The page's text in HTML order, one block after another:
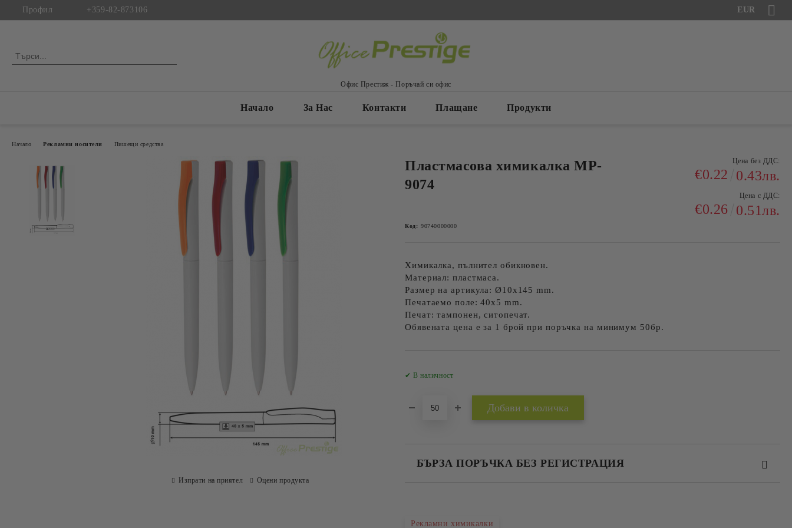
Профил +359-82-873106 EUR
Офис Престиж - Поръчай си офис
Начало За Нас Контакти Плащане Продукти
Начало Рекламни носители Пишещи средства
Пластмасова химикалка MP-
9074
Цена без ДДС:
€0.22 0.43лв.
Цена с ДДС:
€0.26 0.51лв.
Код: 90740000000
Химикалка, пълнител обикновен.
Материал: пластмаса.
Размер на артикула: Ø10х145 mm.
Печатаемо поле: 40х5 mm.
Печат: тампонен, ситопечат.
Обявената цена е за 1 брой при поръчка на минимум 50бр.
✔ В наличност
БЪРЗА ПОРЪЧКА БЕЗ РЕГИСТРАЦИЯ
Рекламни химикалки
Изпрати на приятел Оцени продукта